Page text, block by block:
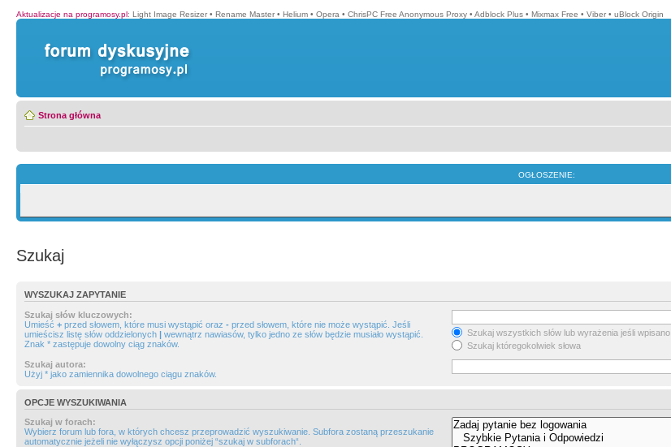
Aktualizacje na programosy.pl: Light Image Resizer • Rename Master • Helium • Opera • ChrisPC Free Anonymous Proxy • Adblock Plus • Mixmax Free • Viber • uBlock Origin
Strona główna
OGŁOSZENIE:
Szukaj
WYSZUKAJ ZAPYTANIE
Szukaj słów kluczowych:
Umieść + przed słowem, które musi wystąpić oraz - przed słowem, które nie może wystąpić. Jeśli
umieścisz listę słów oddzielonych | wewnątrz nawiasów, tylko jedno ze słów będzie musiało wystąpić.
Znak * zastępuje dowolny ciąg znaków.
Szukaj wszystkich słów lub wyrażenia jeśli wpisano
Szukaj któregokolwiek słowa
Szukaj autora:
Użyj * jako zamiennika dowolnego ciągu znaków.
OPCJE WYSZUKIWANIA
Szukaj w forach:
Wybierz forum lub fora, w których chcesz przeprowadzić wyszukiwanie. Subfora zostaną przeszukanie
automatycznie jeżeli nie wyłączysz opcji poniżej “szukaj w subforach“.